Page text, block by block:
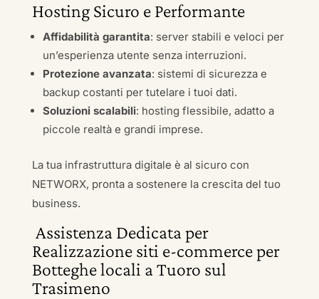
Hosting Sicuro e Performante
Affidabilità garantita: server stabili e veloci per
un’esperienza utente senza interruzioni.
Protezione avanzata: sistemi di sicurezza e
backup costanti per tutelare i tuoi dati.
Soluzioni scalabili: hosting flessibile, adatto a
piccole realtà e grandi imprese.
La tua infrastruttura digitale è al sicuro con
NETWORX, pronta a sostenere la crescita del tuo
business.
Assistenza Dedicata per
Realizzazione siti e-commerce per
Botteghe locali a Tuoro sul
Trasimeno